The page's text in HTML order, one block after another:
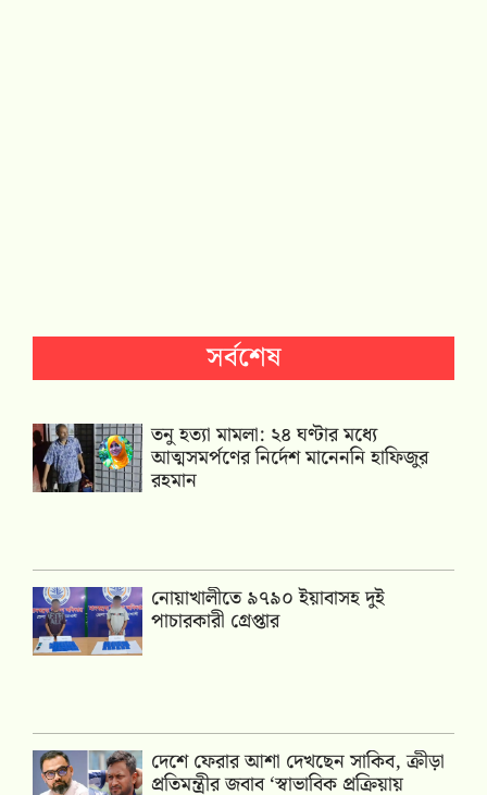
সর্বশেষ
তনু হত্যা মামলা: ২৪ ঘণ্টার মধ্যে
আত্মসমর্পণের নির্দেশ মানেননি হাফিজুর
রহমান
নোয়াখালীতে ৯৭৯০ ইয়াবাসহ দুই
পাচারকারী গ্রেপ্তার
দেশে ফেরার আশা দেখছেন সাকিব, ক্রীড়া
প্রতিমন্ত্রীর জবাব ‘স্বাভাবিক প্রক্রিয়ায়